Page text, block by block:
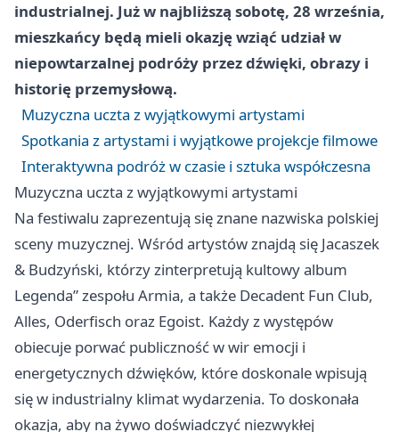
industrialnej. Już w najbliższą sobotę, 28 września,
mieszkańcy będą mieli okazję wziąć udział w
niepowtarzalnej podróży przez dźwięki, obrazy i
historię przemysłową.
Muzyczna uczta z wyjątkowymi artystami
Spotkania z artystami i wyjątkowe projekcje filmowe
Interaktywna podróż w czasie i sztuka współczesna
Muzyczna uczta z wyjątkowymi artystami
Na festiwalu zaprezentują się znane nazwiska polskiej
sceny muzycznej. Wśród artystów znajdą się Jacaszek
& Budzyński, którzy zinterpretują kultowy album
Legenda” zespołu Armia, a także Decadent Fun Club,
Alles, Oderfisch oraz Egoist. Każdy z występów
obiecuje porwać publiczność w wir emocji i
energetycznych dźwięków, które doskonale wpisują
się w industrialny klimat wydarzenia. To doskonała
okazja, aby na żywo doświadczyć niezwykłej